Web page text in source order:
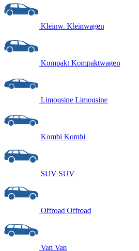
Kleinw. Kleinwagen
Kompakt Kompaktwagen
Limousine Limousine
Kombi Kombi
SUV SUV
Offroad Offroad
Van Van